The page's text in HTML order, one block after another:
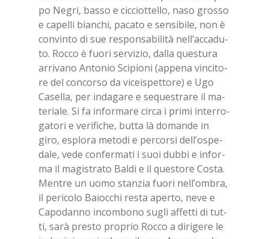
po Ne­gri, bas­so e cic­ciot­tel­lo, naso gros­so
e ca­pel­li bian­chi, pa­ca­to e sen­si­bi­le, non è
con­vin­to di sue re­spon­sa­bi­li­tà nel­l’ac­ca­du­
to. Roc­co è fuo­ri ser­vi­zio, dal­la que­stu­ra
ar­ri­va­no An­to­nio Sci­pio­ni (ap­pe­na vin­ci­to­
re del con­cor­so da vi­cei­spet­to­re) e Ugo
Ca­sel­la, per in­da­ga­re e se­que­stra­re il ma­
te­ria­le. Si fa in­for­ma­re cir­ca i pri­mi in­ter­ro­
ga­to­ri e ve­ri­fi­che, but­ta là do­man­de in
giro, esplo­ra me­to­di e per­cor­si del­l’o­spe­
da­le, vede con­fer­ma­ti i suoi dub­bi e in­for­
ma il ma­gi­stra­to Bal­di e il que­sto­re Co­sta.
Men­tre un uomo stan­zia fuo­ri nel­l’om­bra,
il pe­ri­co­lo Ba­ioc­chi re­sta aper­to, neve e
Ca­po­dan­no in­com­bo­no su­gli af­fet­ti di tut­
ti, sarà pre­sto pro­prio Roc­co a di­ri­ge­re le